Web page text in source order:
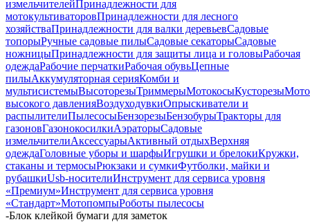
измельчителейПринадлежности для
мотокультиваторовПринадлежности для лесного
хозяйстваПринадлежности для валки деревьевСадовые
топорыРучные садовые пилыСадовые секаторыСадовые
ножницыПринадлежности для защиты лица и головыРабочая
одеждаРабочие перчаткиРабочая обувьЦепные
пилыАккумуляторная серияКомби и
мультисистемыВысоторезыТриммерыМотокосыКусторезы
высокого давленияВоздуходувкиОпрыскиватели и
распылителиПылесосыБензорезыБензобурыТракторы для
газоновГазонокосилкиАэраторыСадовые
измельчителиАксессуарыАктивный отдыхВерхняя
одеждаГоловные уборы и шарфыИгрушки и брелокиКружки,
стаканы и термосыРюкзаки и сумкиФутболки, майки и
рубашкиUsb-носителиИнструмент для сервиса уровня
«Премиум»Инструмент для сервиса уровня
«Стандарт»МотопомпыРоботы пылесосы
-Блок клейкой бумаги для заметок